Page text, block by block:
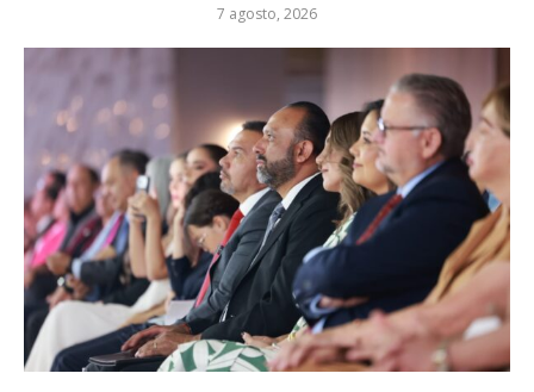
7 agosto, 2026